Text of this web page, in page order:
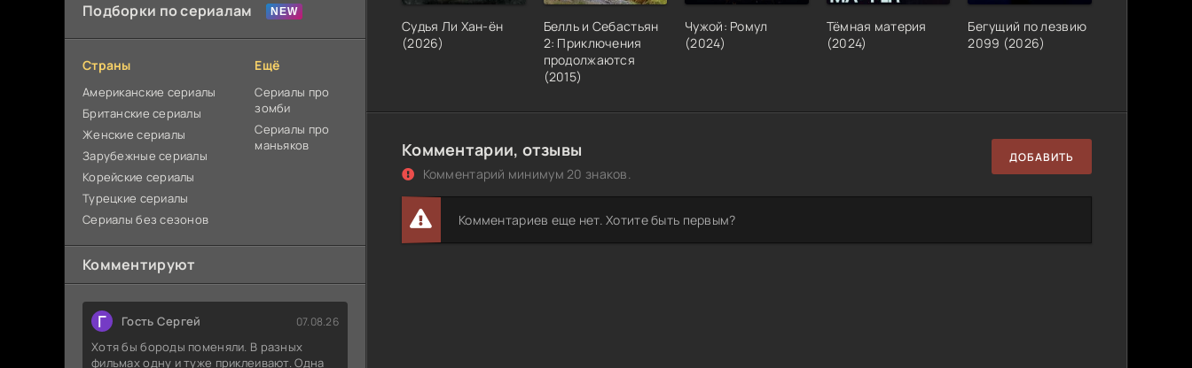
Подборки по сериалам
Страны
Американские сериалы
Британские сериалы
Женские сериалы
Зарубежные сериалы
Корейские сериалы
Турецкие сериалы
Сериалы без сезонов
Ещё
Сериалы про
зомби
Сериалы про
маньяков
Комментируют
Г Гость Сергей 07.08.26
Хотя бы бороды поменяли. В разных
фильмах одну и туже приклеивают. Одна
Судья Ли Хан-ён
(2026)
Белль и Себастьян
2: Приключения
продолжаются
(2015)
Чужой: Ромул
(2024)
Тёмная материя
(2024)
Бегущий по лезвию
2099 (2026)
Комментарии, отзывы
Комментарий минимум 20 знаков.
ДОБАВИТЬ
Комментариев еще нет. Хотите быть первым?